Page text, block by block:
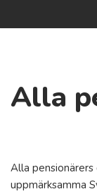
Alla
Alla
uppmärksamma